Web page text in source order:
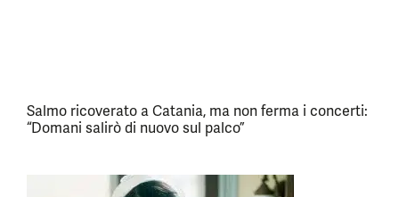
Salmo ricoverato a Catania, ma non ferma i concerti:
“Domani salirò di nuovo sul palco”